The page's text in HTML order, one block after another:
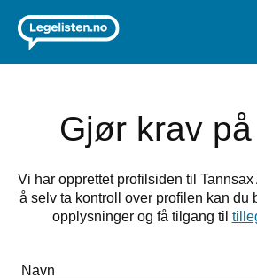
Gjør krav
Vi har opprettet profilsiden til Tannsax
å selv ta kontroll over profilen kan du
opplysninger og få tilgang til
Hvis
Navn